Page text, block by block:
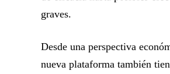
graves.
Desde una perspectiva
nueva plataforma también